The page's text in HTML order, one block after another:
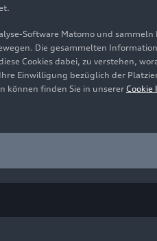
Audi bietet attraktive
Rechte: Verwendung für
Software Matomo und
Die gesammelten
Cookies dabei, zu verstehen,
Ihre Einwilligung bezüglich der
können finden Sie in unsererCookie